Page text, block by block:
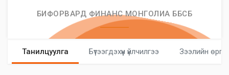
БИФОРВАРД ФИНАНС МОНГОЛИА ББСБ
Танилцуулга Бүтээгдэхүүн үйлчилгээ Зээлийн